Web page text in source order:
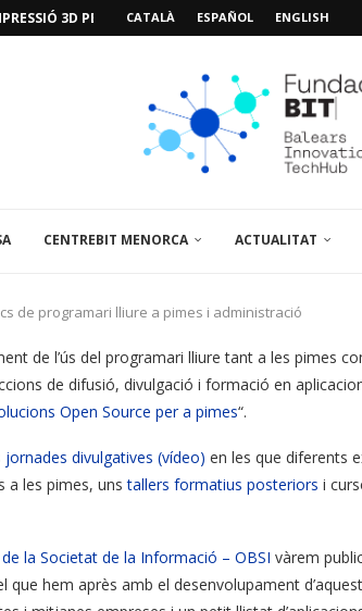
3D PER A...CATALÀ ESPAÑOL ENGLISH
CENTREBIT MENORCA ACTUALITAT
de programari lliure a pimes i administració
de l’ús del programari lliure tant a les pimes
de difusió, divulgació i formació en
Open Source per a pimes“.
jornades divulgatives (vídeo) en les que diferents
a les pimes, unstallers formatius posteriors i
la Societat de la Informació – OBSI vàrem
que hem après amb el desenvolupament